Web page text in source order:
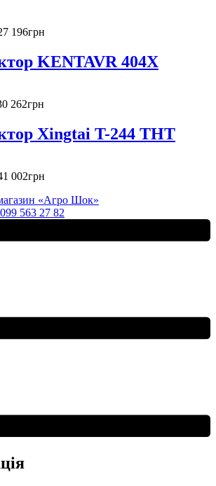
196грн
KENTAVR 404X
262грн
Xingtai T-244 THT
002грн
099 563 27 82